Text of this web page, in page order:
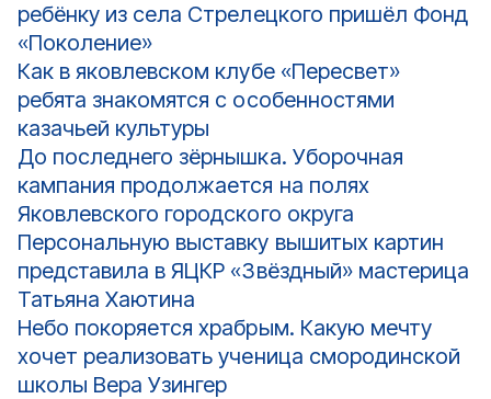
ребёнку из села Стрелецкого пришёл Фонд
«Поколение»
Как в яковлевском клубе «Пересвет»
ребята знакомятся с особенностями
казачьей культуры
До последнего зёрнышка. Уборочная
кампания продолжается на полях
Яковлевского городского округа
Персональную выставку вышитых картин
представила в ЯЦКР «Звёздный» мастерица
Татьяна Хаютина
Небо покоряется храбрым. Какую мечту
хочет реализовать ученица смородинской
школы Вера Узингер